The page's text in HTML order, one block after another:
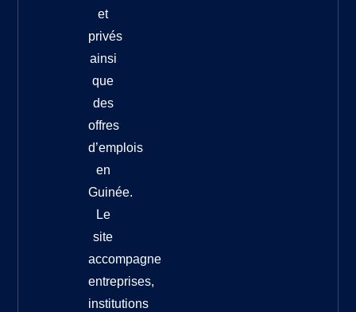
et
privés
ainsi
que
des
offres
d’emplois
en
Guinée.
Le
site
accompagne
entreprises,
institutions